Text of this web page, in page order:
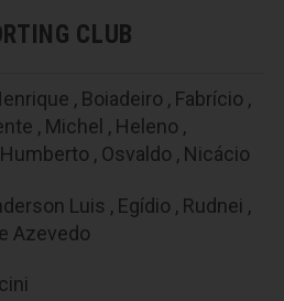
CLUB
, Boiadeiro , Fabrício ,
, Michel , Heleno ,
, Osvaldo , Nicácio
Luis , Egídio , Rudnei ,
Azevedo